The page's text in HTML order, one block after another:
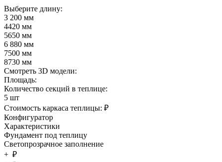
Выберите длину:
3 200 мм
4420 мм
5650 мм
6 880 мм
7500 мм
8730 мм
Смотреть 3D модели:
Площадь:
Количество секций в теплице:
5 шт
Стоимость каркаса теплицы: ₽
Конфигуратор
Характеристики
Фундамент под теплицу
Светопрозрачное заполнение
+ ₽